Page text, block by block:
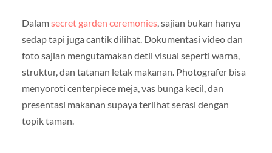
Dalamsecret garden ceremonies, sajian bukan hanya
sedap tapi juga cantik dilihat. Dokumentasi video dan
foto sajian mengutamakan detil visual seperti warna,
struktur, dan tatanan letak makanan. Photografer bisa
menyoroti centerpiece meja, vas bunga kecil, dan
presentasi makanan supaya terlihat serasi dengan
topik taman.